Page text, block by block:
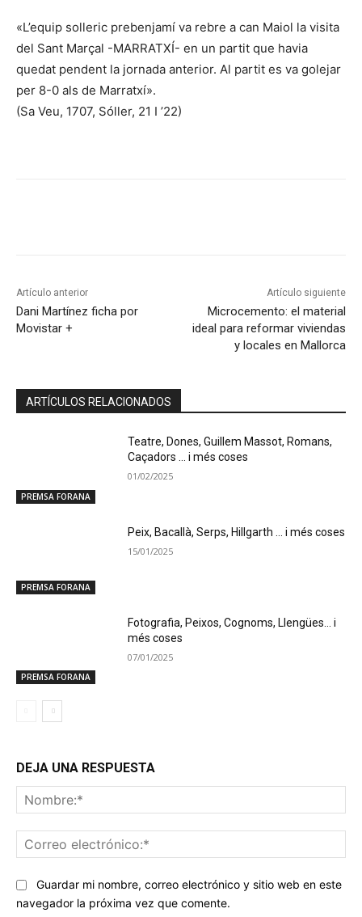
«L’equip solleric prebenjamí va rebre a can Maiol la visita
del Sant Marçal -MARRATXÍ- en un partit que havia
quedat pendent la jornada anterior. Al partit es va golejar
per 8-0 als de Marratxí».
(Sa Veu, 1707, Sóller, 21 I ’22)
Artículo anterior
Dani Martínez ficha por
Movistar +
Artículo siguiente
Microcemento: el material
ideal para reformar viviendas
y locales en Mallorca
ARTÍCULOS RELACIONADOS
PREMSA FORANA
Teatre, Dones, Guillem Massot, Romans,
Caçadors … i més coses
01/02/2025
PREMSA FORANA
Peix, Bacallà, Serps, Hillgarth … i més coses
15/01/2025
PREMSA FORANA
Fotografia, Peixos, Cognoms, Llengües… i
més coses
07/01/2025
DEJA UNA RESPUESTA
Guardar mi nombre, correo electrónico y sitio web en este
navegador la próxima vez que comente.